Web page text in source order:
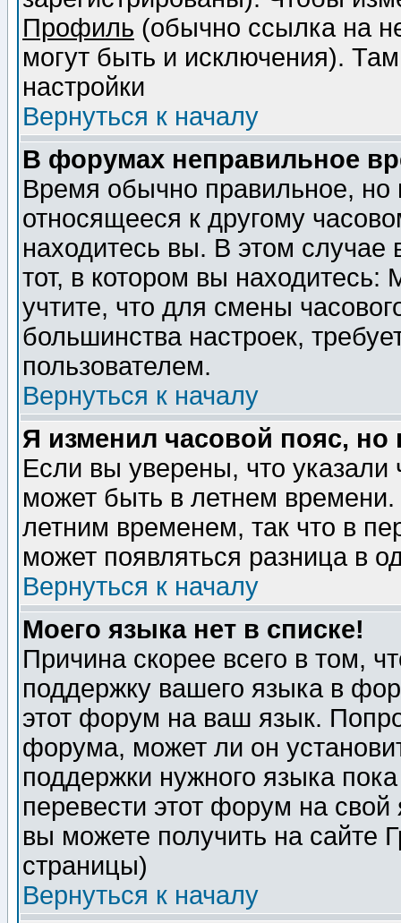
Профиль (обычно ссылка на
могут быть и исключения).
настройки
Вернуться к началу
В форумах неправильное
Время обычно правильное,
относящееся к другому
находитесь вы. В этом
тот, в котором вы
учтите, что для смены
большинства настроек,
пользователем.
Вернуться к началу
Я изменил часовой пояс,
Если вы уверены, что указали
может быть в летнем
летним временем, так что в
может появляться разница в
Вернуться к началу
Моего языка нет в списке!
Причина скорее всего в том,
поддержку вашего языка в
этот форум на ваш язык.
форума, может ли он
поддержки нужного языка
перевести этот форум на
вы можете получить на сайте
страницы)
Вернуться к началу